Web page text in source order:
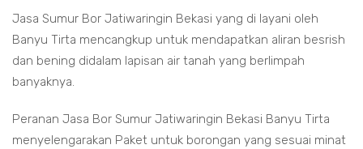
Jasa Sumur Bor Jatiwaringin Bekasi yang di layani oleh
Banyu Tirta mencangkup untuk mendapatkan aliran besrish
dan bening didalam lapisan air tanah yang berlimpah
banyaknya.
Peranan Jasa Bor Sumur Jatiwaringin Bekasi Banyu Tirta
menyelengarakan Paket untuk borongan yang sesuai minat